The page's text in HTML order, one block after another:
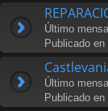
Último
Publicado en
Último
Publicado en